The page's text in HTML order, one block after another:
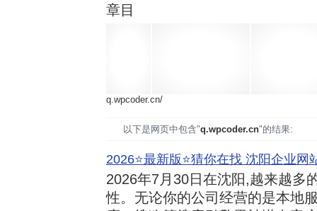
章目
q.wpcoder.cn/
以下是网页中包含"q.wpcoder.cn"的结果:
2026⭐️最新版⭐️猜你在找 沈阳企业网
2026年7月30日在沈阳,越来越多
性。无论你的公司经营的是本地